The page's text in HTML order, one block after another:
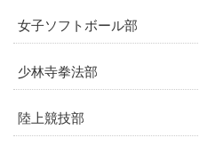
女子ソフトボール部
少林寺拳法部
陸上競技部